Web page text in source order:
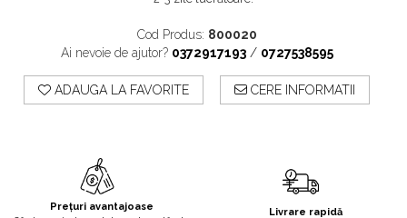
Cod Produs: 800020
Ai nevoie de ajutor? 0372917193 / 0727538595
ADAUGA LA FAVORITE CERE INFORMATII
Prețuri avantajoase Livrare rapidă